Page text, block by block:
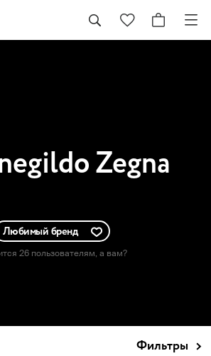
Zegna
Любимый бренд
26 пользователям, а вам?
Фильтры